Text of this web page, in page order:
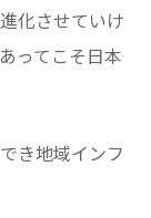
化させていけ
ってこそ日本
き地域インフ